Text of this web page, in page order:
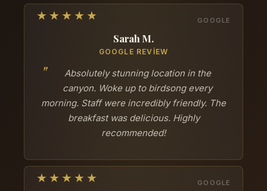
Sarah M.
GOOGLE REVIEW
Absolutely stunning location in the
canyon. Woke up to birdsong every
morning. Staff were incredibly friendly. The
breakfast was delicious. Highly
recommended!